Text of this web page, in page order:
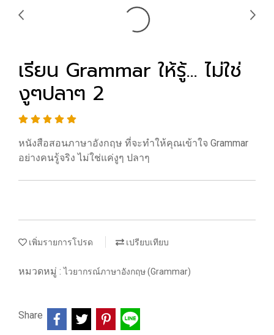
เรียน Grammar ให้รู้... ไม่ใช่
งูๆปลาๆ 2
หนังสือสอนภาษาอังกฤษ ที่จะทำให้คุณเข้าใจ Grammar
อย่างคนรู้จริง ไม่ใช่แค่งูๆ ปลาๆ
เพิ่มรายการโปรด เปรียบเทียบ
หมวดหมู่ :ไวยากรณ์ภาษาอังกฤษ (Grammar)
Share